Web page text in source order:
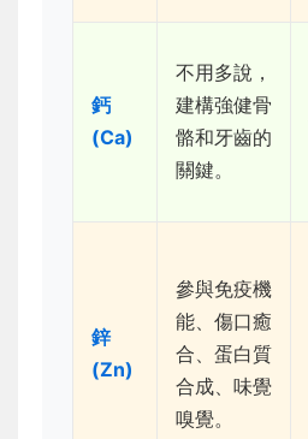
鈣
(Ca)
不用多說，
建構強健骨
骼和牙齒的
關鍵。
鋅
(Zn)
參與免疫機
能、傷口癒
合、蛋白質
合成、味覺
嗅覺。